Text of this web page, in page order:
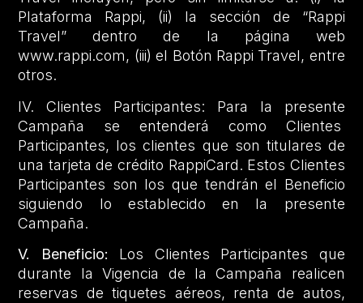
Plataforma Rappi, (ii) la sección de “Rappi
Travel” dentro de la página web
www.rappi.com, (iii) el Botón Rappi Travel, entre
otros.
IV. Clientes Participantes: Para la presente
Campaña se entenderá como Clientes
Participantes, los clientes que son titulares de
una tarjeta de crédito RappiCard. Estos Clientes
Participantes son los que tendrán el Beneficio
siguiendo lo establecido en la presente
Campaña.
V. Beneficio: Los Clientes Participantes que
durante la Vigencia de la Campaña realicen
reservas de tiquetes aéreos, renta de autos,